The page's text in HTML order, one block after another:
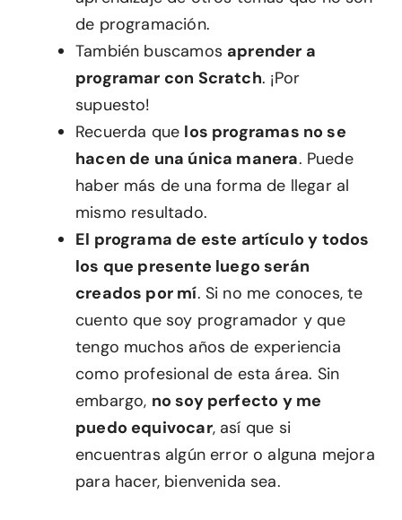
de programación.
También buscamos aprender a
programar con Scratch. ¡Por
supuesto!
Recuerda que los programas no se
hacen de una única manera. Puede
haber más de una forma de llegar al
mismo resultado.
El programa de este artículo y todos
los que presente luego serán
creados por mí. Si no me conoces, te
cuento que soy programador y que
tengo muchos años de experiencia
como profesional de esta área. Sin
embargo, no soy perfecto y me
puedo equivocar, así que si
encuentras algún error o alguna mejora
para hacer, bienvenida sea.